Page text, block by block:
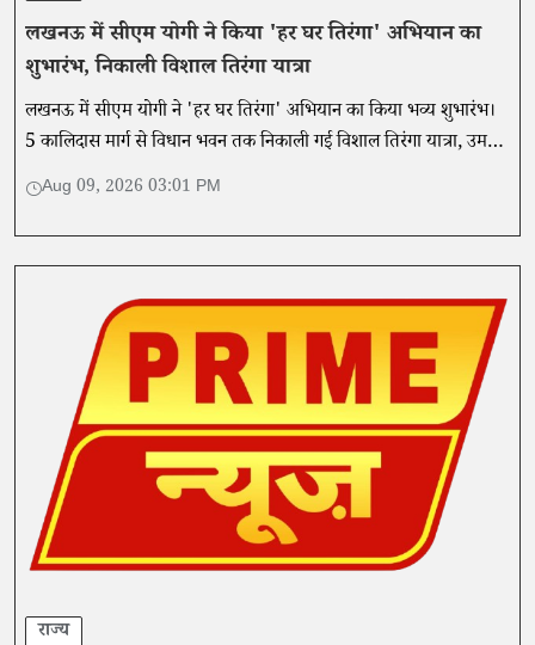
लखनऊ में सीएम योगी ने किया 'हर घर तिरंगा' अभियान का
शुभारंभ, निकाली विशाल तिरंगा यात्रा
लखनऊ में सीएम योगी ने 'हर घर तिरंगा' अभियान का किया भव्य शुभारंभ।
5 कालिदास मार्ग से विधान भवन तक निकाली गई विशाल तिरंगा यात्रा, उमड़े
हजारों युवा।
Aug 09, 2026 03:01 PM
राज्य